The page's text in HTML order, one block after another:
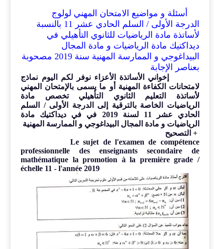
أسئلة و مواضيع الامتحان المهني لولوج
الدرجة الأولى / السلم الحادي عشر 11 بالنسبة
لأساتذة مادة الرياضيات للثانوي التأهيلي في
ديداكتيك مادة الرياضيات و مادة المجال
البيداغوجي و الممارسة المهنية سنة 2019
مصحوبة
بعناصر الإجابة
إخواني الأساتذة الأعزاء نوفر لكم اليوم نماذج
لامتحانات الكفاءة المهنية أو ما يسمى بالإمتحان المهني
لأساتذة التعليم الثانوي التأهيلي تخصص مادة
الرياضيات الخاصة بالترقية إلى الدرجة الأولى / السلم
الحادي عشر 11 لسنة 2019
في في ديداكتيك مادة
الرياضيات و مادة المجال البيداغوجي و الممارسة المهنية
+ التصحيح
Le sujet de l'examen de compétence
professionnelle des enseignants secondaire de
mathématique la promotion à la première grade /
échelle 11 - l'année 2019